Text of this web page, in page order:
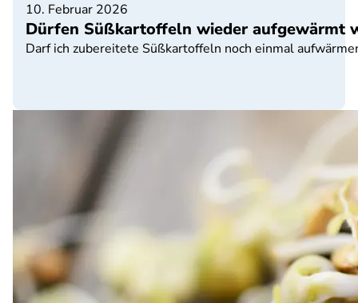
10. Februar 2026
Dürfen Süßkartoffeln wieder aufgewärmt
Darf ich zubereitete Süßkartoffeln noch einmal